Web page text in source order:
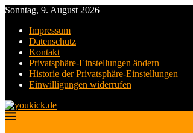
Sonntag, 9. August 2026
Impressum
Datenschutz
Kontakt
Privatsphäre-Einstellungen ändern
Historie der Privatsphäre-Einstellungen
Einwilligungen widerrufen